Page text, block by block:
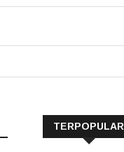
TERPOPULAR